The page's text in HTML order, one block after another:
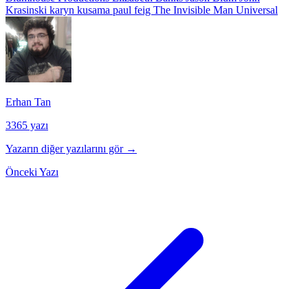
Krasinski karyn kusama paul feig The Invisible Man Universal
Erhan Tan
3365 yazı
Yazarın diğer yazılarını gör →
Önceki Yazı